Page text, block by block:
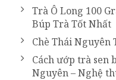
Trà Ô Long 100
Búp Trà Tốt Nhất
Chè Thái Nguyên
Cách ướp trà sen
Nguyên – Nghệ